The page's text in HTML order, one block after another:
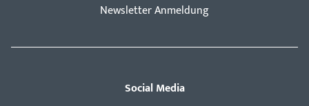
Newsletter Anmeldung
Social Media